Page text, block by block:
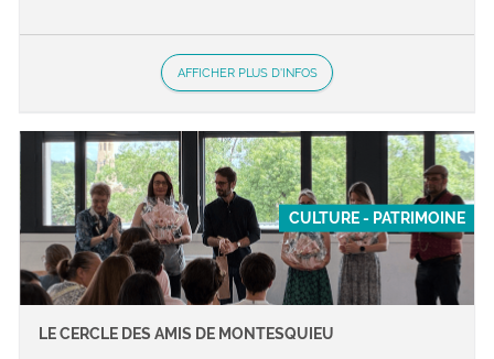
AFFICHER PLUS D'INFOS
CULTURE - PATRIMOINE
LE CERCLE DES AMIS DE MONTESQUIEU